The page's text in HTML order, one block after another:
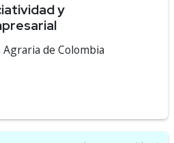
y
de Colombia